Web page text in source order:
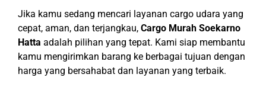
Jika kamu sedang mencari layanan cargo udara yang
cepat, aman, dan terjangkau, Cargo Murah Soekarno
Hatta adalah pilihan yang tepat. Kami siap membantu
kamu mengirimkan barang ke berbagai tujuan dengan
harga yang bersahabat dan layanan yang terbaik.